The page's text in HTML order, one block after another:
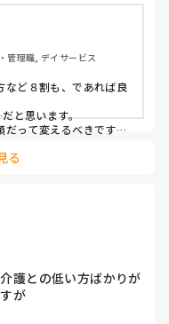
すらしない。会話しよ
のある利用者の声で、
とすぐトイレ連呼する
し。転倒リスクの利用
、薬増えても何も変わ
施設長って利用者の
てるわけないだろ。
て。
がっています。私も辞
管理職, デイサービス
など８割も、であれば良
と思います。
だって変えるべきです
ずに接する事のできる
る
護との低い方ばかりが
が